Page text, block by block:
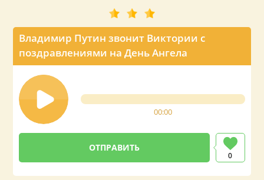
Владимир Путин звонит Виктории с
поздравлениями на День Ангела
00:00
0